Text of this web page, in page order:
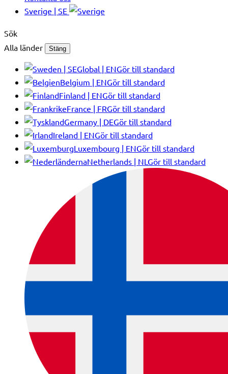
Sverige | SE
Sök
Alla länder
Stäng
Global | ENGör till standard
Belgium | ENGör till standard
Finland | ENGör till standard
France | FRGör till standard
Germany | DEGör till standard
Ireland | ENGör till standard
Luxembourg | ENGör till standard
Netherlands | NL Gör till standard